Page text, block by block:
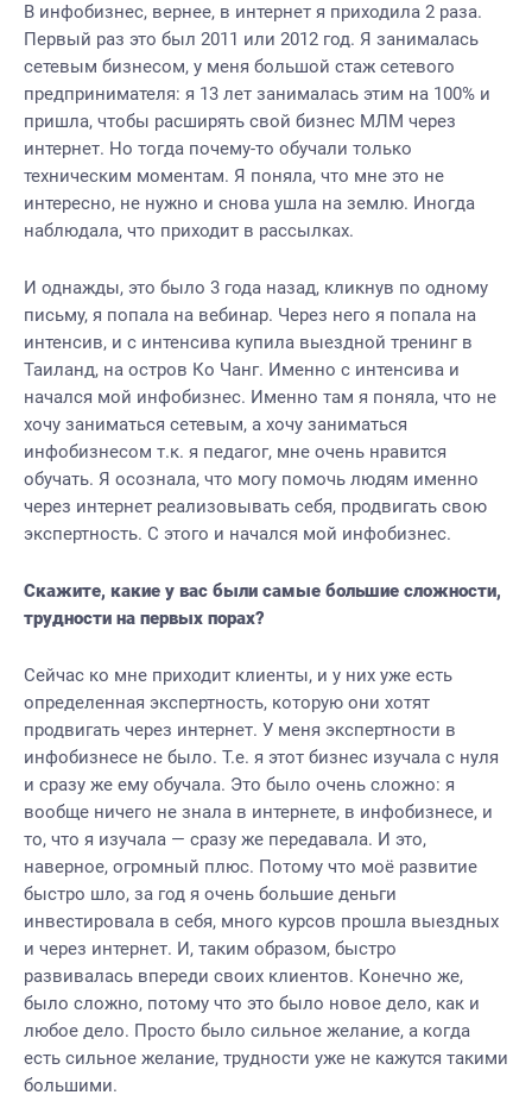
В инфобизнес, вернее, в интернет я приходила 2 раза.
Первый раз это был 2011 или 2012 год. Я занималась
сетевым бизнесом, у меня большой стаж сетевого
предпринимателя: я 13 лет занималась этим на 100% и
пришла, чтобы расширять свой бизнес МЛМ через
интернет. Но тогда почему-то обучали только
техническим моментам. Я поняла, что мне это не
интересно, не нужно и снова ушла на землю. Иногда
наблюдала, что приходит в рассылках.
И однажды, это было 3 года назад, кликнув по одному
письму, я попала на вебинар. Через него я попала на
интенсив, и с интенсива купила выездной тренинг в
Таиланд, на остров Ко Чанг. Именно с интенсива и
начался мой инфобизнес. Именно там я поняла, что не
хочу заниматься сетевым, а хочу заниматься
инфобизнесом т.к. я педагог, мне очень нравится
обучать. Я осознала, что могу помочь людям именно
через интернет реализовывать себя, продвигать свою
экспертность. С этого и начался мой инфобизнес.
Скажите, какие у вас были самые большие сложности,
трудности на первых порах?
Сейчас ко мне приходит клиенты, и у них уже есть
определенная экспертность, которую они хотят
продвигать через интернет. У меня экспертности в
инфобизнесе не было. Т.е. я этот бизнес изучала с нуля
и сразу же ему обучала. Это было очень сложно: я
вообще ничего не знала в интернете, в инфобизнесе, и
то, что я изучала — сразу же передавала. И это,
наверное, огромный плюс. Потому что моё развитие
быстро шло, за год я очень большие деньги
инвестировала в себя, много курсов прошла выездных
и через интернет. И, таким образом, быстро
развивалась впереди своих клиентов. Конечно же,
было сложно, потому что это было новое дело, как и
любое дело. Просто было сильное желание, а когда
есть сильное желание, трудности уже не кажутся такими
большими.